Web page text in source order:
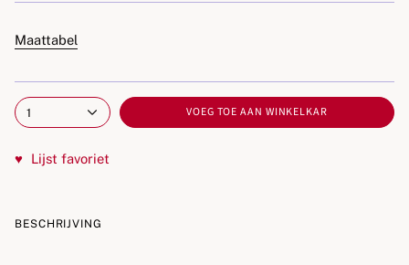
Maattabel
1 VOEG TOE AAN WINKELKAR
♥ Lijst favoriet
BESCHRIJVING